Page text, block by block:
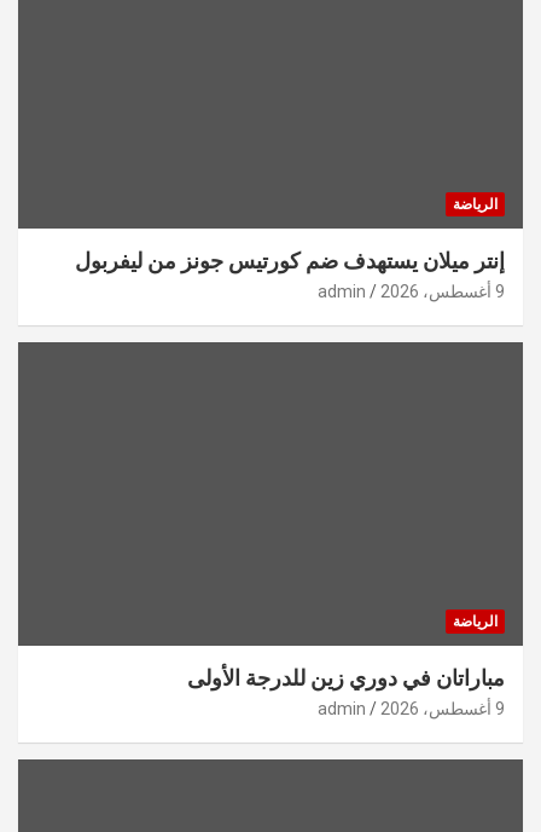
الرياضة
إنتر ميلان يستهدف ضم كورتيس جونز من ليفربول
9 أغسطس، 2026 admin
الرياضة
مباراتان في دوري زين للدرجة الأولى
9 أغسطس، 2026 admin